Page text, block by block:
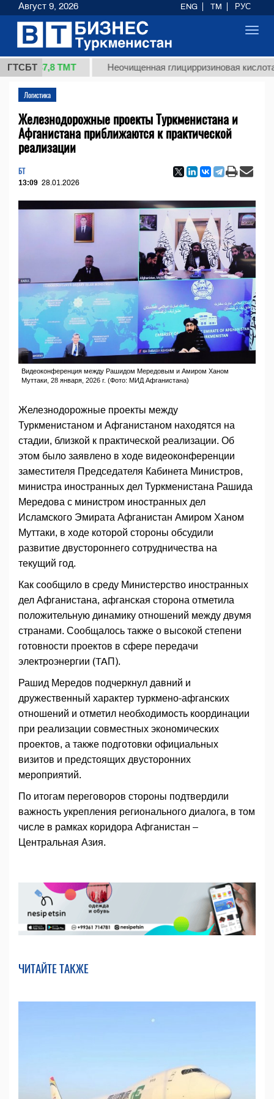
ГТСБТ
37,8 ТМТ Неочищенная глицирризиновая кислота
Логистика
Железнодорожные проекты Туркменистана и
Афганистана приближаются к практической
реализации
БТ
13:09 28.01.2026
Видеоконференция между Рашидом Мередовым и Амиром Ханом
Муттаки, 28 января, 2026 г. (Фото: МИД Афганистана)
Железнодорожные проекты между
Туркменистаном и Афганистаном находятся на
стадии, близкой к практической реализации. Об
этом было заявлено в ходе видеоконференции
заместителя Председателя Кабинета Министров,
министра иностранных дел Туркменистана Рашида
Мередова с министром иностранных дел
Исламского Эмирата Афганистан Амиром Ханом
Муттаки, в ходе которой стороны обсудили
развитие двустороннего сотрудничества на
текущий год.
Как сообщило в среду Министерство иностранных
дел Афганистана, афганская сторона отметила
положительную динамику отношений между двумя
странами. Сообщалось также о высокой степени
готовности проектов в сфере передачи
электроэнергии (TAП).
Рашид Мередов подчеркнул давний и
дружественный характер туркмено-афганских
отношений и отметил необходимость координации
при реализации совместных экономических
проектов, а также подготовки официальных
визитов и предстоящих двусторонних
мероприятий.
По итогам переговоров стороны подтвердили
важность укрепления регионального диалога, в том
числе в рамках коридора Афганистан –
Центральная Азия.
ЧИТАЙТЕ ТАКЖЕ
Август 9, 2026 ENG TM РУС